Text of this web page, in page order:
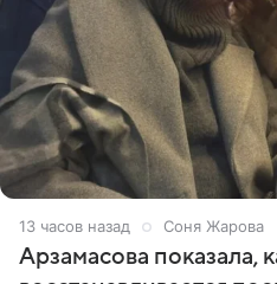
13 часов назад Соня Жарова
Арзамасова показала,